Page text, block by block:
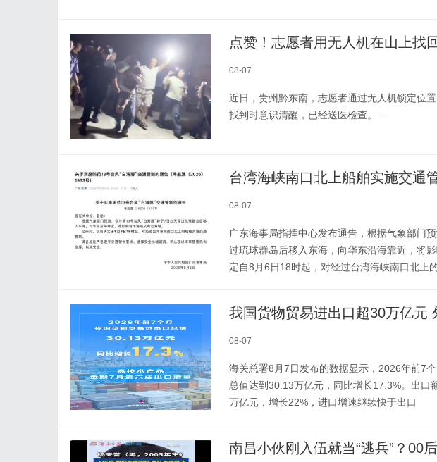
点赞！志愿者用无人机在山上找
08-07
近日，贵州黔东南，志愿者通过无人机锁定位
找到时意识清醒，已经送医检查。...
台湾海峡南口北上船舶实施交通
08-07
广东海事局指挥中心发布通告，根据气象部门
过琉球群岛后移入东海，向华东沿海靠近，将
定自8月6日18时起，对经过台湾海峡南口北上
我国货物贸易进出口超30万亿元
08-07
海关总署8月7日发布的数据显示，2026年前7
总值达到30.13万亿元，同比增长17.3%。出
万亿元，增长22%，进口增速继续快于出口
南昌小伙刚入伍就当“逃兵”？00